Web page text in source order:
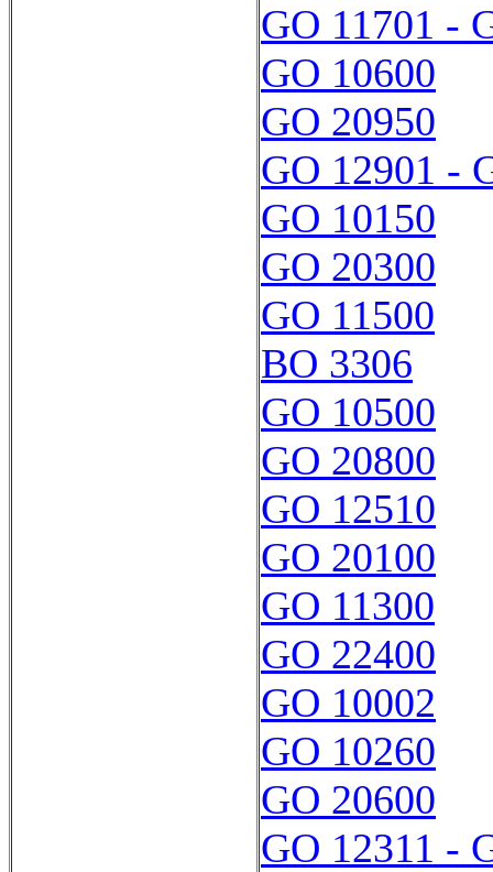
GO 11701 -
GO 10600
GO 20950
GO 12901 -
GO 10150
GO 20300
GO 11500
BO 3306
GO 10500
GO 20800
GO 12510
GO 20100
GO 11300
GO 22400
GO 10002
GO 10260
GO 20600
GO 12311 -